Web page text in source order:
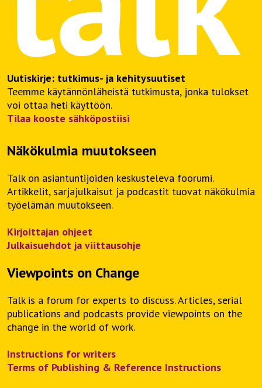
Uutiskirje: tutkimus- ja kehitysuutiset
Teemme käytännönläheistä tutkimusta, jonka tulokset
voi ottaa heti käyttöön.
Tilaa kooste sähköpostiisi
Näkökulmia muutokseen
Talk on asiantuntijoiden keskusteleva foorumi.
Artikkelit, sarjajulkaisut ja podcastit tuovat näkökulmia
työelämän muutokseen.
Kirjoittajan ohjeet
Julkaisuehdot ja viittausohje
Viewpoints on Change
Talk is a forum for experts to discuss. Articles, serial
publications and podcasts provide viewpoints on the
change in the world of work.
Instructions for writers
Terms of Publishing & Reference Instructions